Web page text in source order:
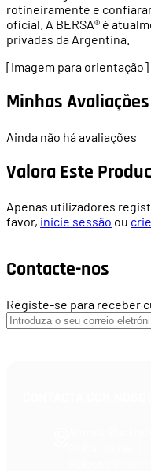
rotineiramente e
oficial. A BERSA® é
privadas da Argentina.
[Imagem para orientação]
Minhas
Ainda não há avaliações
Valora Este
Apenas utilizadores
favor, inicie sessão ou
Contacte-nos
Registe-se para receber